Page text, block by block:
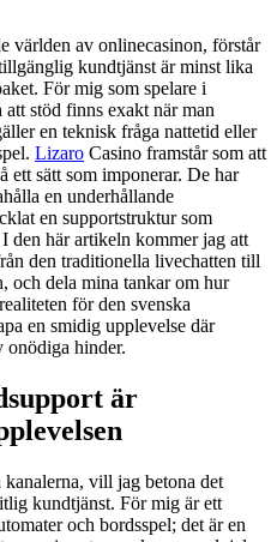
världen av onlinecasinon, förstår
kundtjänst är minst lika
För mig som spelare i
stöd finns exakt när man
en teknisk fråga nattetid eller
Lizaro Casino framstår som att
ett sätt som imponerar. De har
en underhållande
en supportstruktur som
den här artikeln kommer jag att
den traditionella livechatten till
och dela mina tankar om hur
för den svenska
en smidig upplevelse där
onödiga hinder.
är
vill jag betona det
kundtjänst. För mig är ett
och bordsspel; det är en